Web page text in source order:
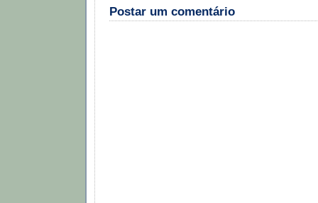
Postar um comentário